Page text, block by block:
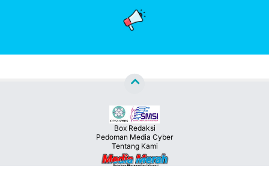
Box Redaksi
Pedoman Media Cyber
Tentang Kami